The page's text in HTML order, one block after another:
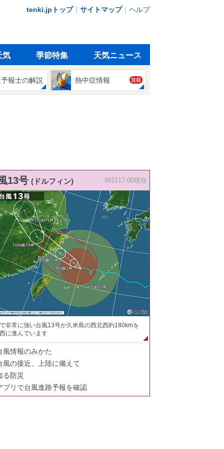
tenki.jpトップ｜ サイトマップ｜ ヘルプ
気 季節特集 天気ニュース
報士の解説 熱中症情報 注目
13号 (ドルフィン) 08日17:00現在
非常に強い台風13号が久米島の西北西約180kmを
に進んでいます
風情報のみかた
風の接近、上陸に備えて
る防災
プリで台風進路予報を確認